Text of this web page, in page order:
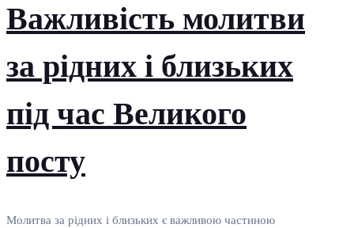
Важливість молитви
за рідних і близьких
під час Великого
посту
Молитва за рідних і близьких є важливою частиною